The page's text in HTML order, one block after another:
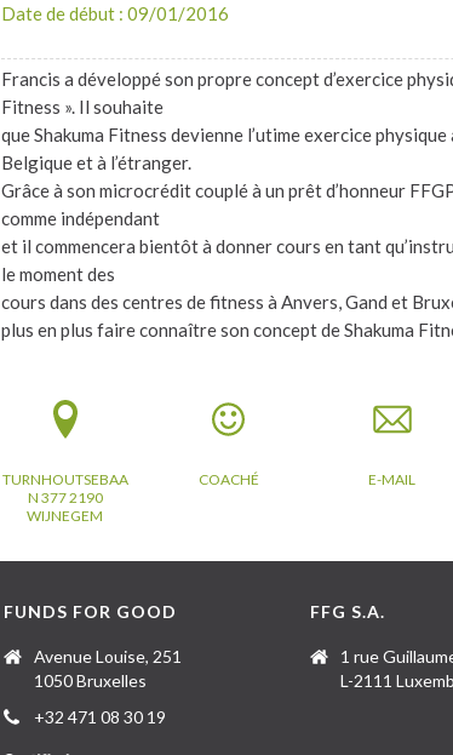
Date de début : 09/01/2016
Francis a développé son propre concept d’exercice
Fitness ». Il souhaite
que Shakuma Fitness devienne l’utime exercice
Belgique et à l’étranger.
Grâce à son microcrédit couplé à un prêt d’honneur
comme indépendant
et il commencera bientôt à donner cours en tant
le moment des
cours dans des centres de fitness à Anvers, Gand et
plus en plus faire connaître son concept de Shakuma
TURNHOUTSEBAA
N 377 2190
WIJNEGEM
COACHÉ E-MAIL
FUNDS FOR GOOD
Avenue Louise, 251
1050 Bruxelles
+32 471 08 30 19
FFG S.A.
1 rue
L-2111